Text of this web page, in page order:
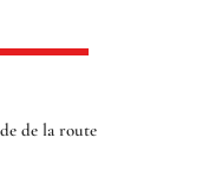
de la route